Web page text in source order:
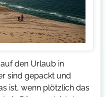
den Urlaub in
sind gepackt und
ist, wenn plötzlich das